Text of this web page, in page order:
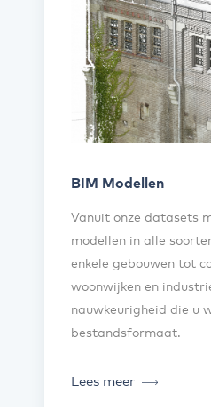
BIM Modellen
Vanuit onze datasets
modellen in alle
enkele gebouwen tot
woonwijken en
nauwkeurigheid die u
bestandsformaat.
Lees meer